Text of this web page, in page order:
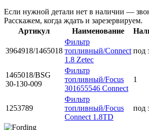
Если нужной детали нет в наличии —
Расскажем, когда ждать и зарезервируем.
Артикул
Наименование
3964918/1465018
Фильтр
топливный/Connect
1.8 Zetec
под
1465018/BSG
30-130-009
Фильтр
топливный/Focus
301655546 Сonnect
1
1253789
Фильтр
топливный/Focus
Сonnect 1.8TD
под